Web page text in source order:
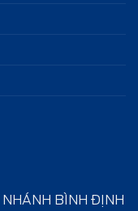
BÌNH ĐỊNH